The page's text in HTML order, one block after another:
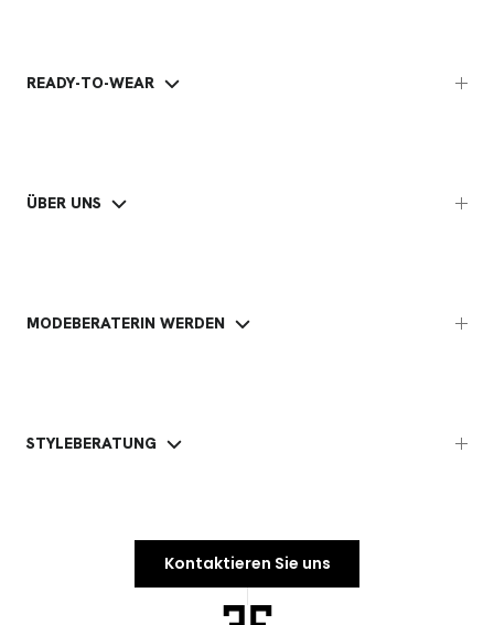
READY-TO-WEAR
ÜBER UNS
MODEBERATERIN WERDEN
STYLEBERATUNG
Kontaktieren Sie uns